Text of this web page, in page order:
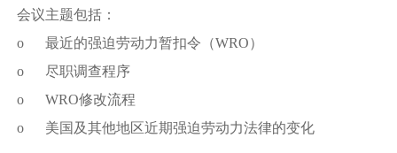
会议主题包括：
o 最近的强迫劳动力暂扣令（WRO）
o 尽职调查程序
o WRO修改流程
o 美国及其他地区近期强迫劳动力法律的变化